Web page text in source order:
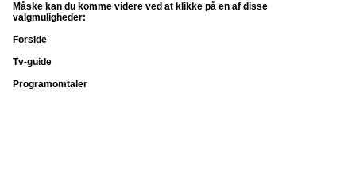
Måske kan du komme videre ved at klikke på en af disse
valgmuligheder:
Forside
Tv-guide
Programomtaler